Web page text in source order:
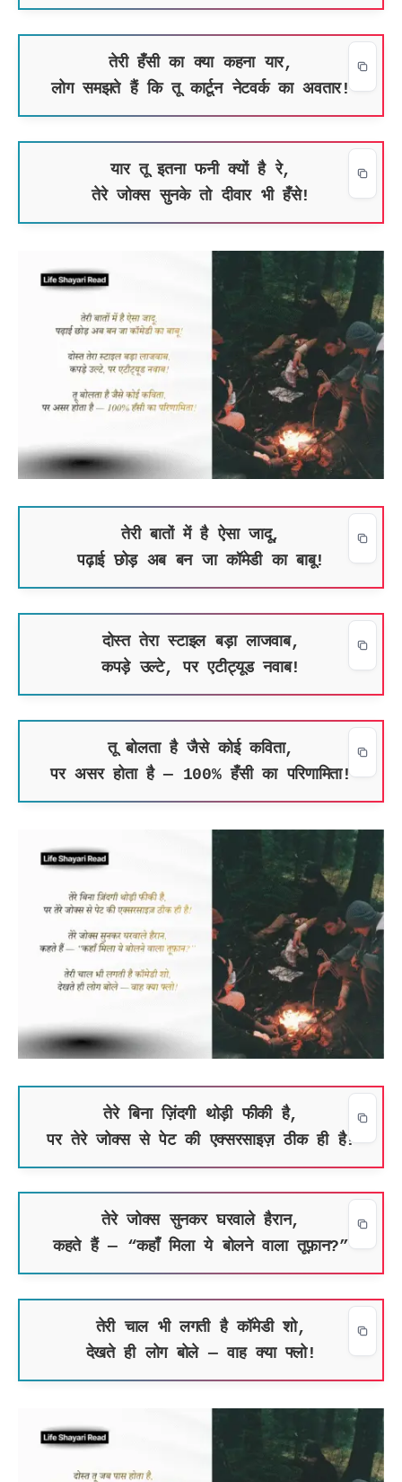
तेरी हँसी का क्या कहना यार,
लोग समझते हैं कि तू कार्टून नेटवर्क का अवतार!
यार तू इतना फनी क्यों है रे,
तेरे जोक्स सुनके तो दीवार भी हँसे!
तेरी बातों में है ऐसा जादू,
पढ़ाई छोड़ अब बन जा कॉमेडी का बाबू!
दोस्त तेरा स्टाइल बड़ा लाजवाब,
कपड़े उल्टे, पर एटीट्यूड नवाब!
तू बोलता है जैसे कोई कविता,
पर असर होता है — 100% हँसी का परिणामिता!
तेरे बिना ज़िंदगी थोड़ी फीकी है,
पर तेरे जोक्स से पेट की एक्सरसाइज़ ठीक ही है!
तेरे जोक्स सुनकर घरवाले हैरान,
कहते हैं — “कहाँ मिला ये बोलने वाला तूफ़ान?”
तेरी चाल भी लगती है कॉमेडी शो,
देखते ही लोग बोले — वाह क्या फ्लो!